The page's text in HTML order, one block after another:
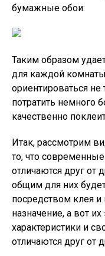
бумажные обои:
Таким образом
для каждой
ориентироваться
потратить немного
качественно
Итак, рассмотрим
то, что
отличаются друг от
общим для них
посредством клея
назначение, а вот
характеристики и
отличаются друг от